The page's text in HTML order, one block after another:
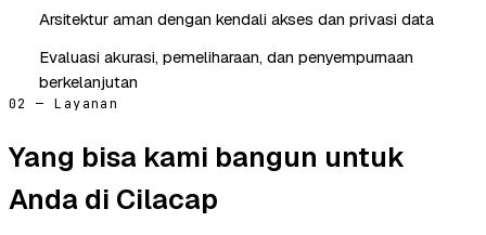
Arsitektur aman dengan kendali akses dan privasi data
Evaluasi akurasi, pemeliharaan, dan penyempurnaan
berkelanjutan
02 — Layanan
Yang bisa kami bangun untuk
Anda di Cilacap